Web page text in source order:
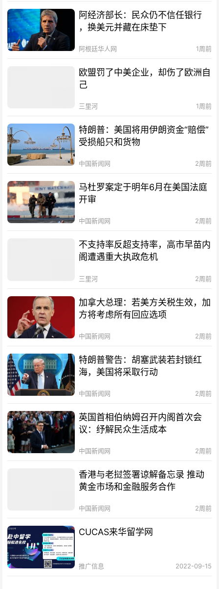
阿经济部长：民众仍不信任银行
，换美元并藏在床垫下
阿根廷华人网 1周前
欧盟罚了中美企业，却伤了欧洲自
己
三里河 1周前
特朗普：美国将用伊朗资金“赔偿”
受损船只和货物
中国新闻网 2周前
马杜罗案定于明年6月在美国法庭
开审
中国新闻网 2周前
不支持率反超支持率，高市早苗内
阁遭遇重大执政危机
三里河 2周前
加拿大总理：若美方关税生效，加
方将考虑所有回应选项
中国新闻网 2周前
特朗普警告：胡塞武装若封锁红
海，美国将采取行动
中国新闻网 2周前
英国首相伯纳姆召开内阁首次会
议：纾解民众生活成本
中国新闻网 2周前
香港与老挝签署谅解备忘录 推动
黄金市场和金融服务合作
中国新闻网 2周前
CUCAS来华留学网
推广信息 2022-09-15